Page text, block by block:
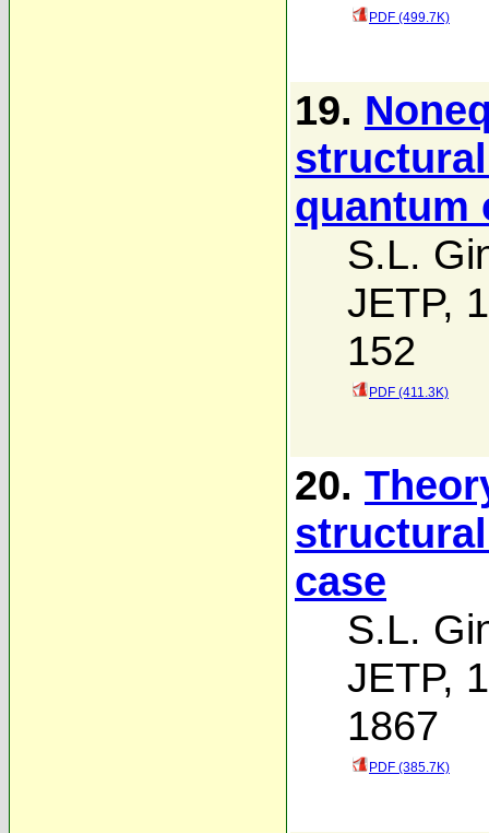
PDF (499.7K)
19.
quantum
S.L.
JETP,
152
PDF (411.3K)
20.
case
S.L.
JETP,
1867
PDF (385.7K)